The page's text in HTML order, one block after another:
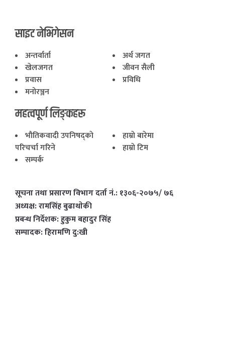
साइट नेभिगेसन
अन्तर्वार्ता
अर्थ जगत
खेलजगत
जीवन सैली
प्रवास
प्रविधि
मनोरञ्जन
महत्वपूर्ण लिङ्कहरू
भाैतिकवादी उपनिषद्काे
परिचर्चा गरिने
हाम्राे बारेमा
हाम्राे टिम
सम्पर्क
सूचना तथा प्रसारण विभाग दर्ता नं.: १३०६-२०७५/ ७६
अध्यक्ष: रामसिंह बुढाथाेकी
प्रबन्ध निर्देशक: हुकुम बहादुर सिंह
सम्पादक: हिरामणि दु:खी